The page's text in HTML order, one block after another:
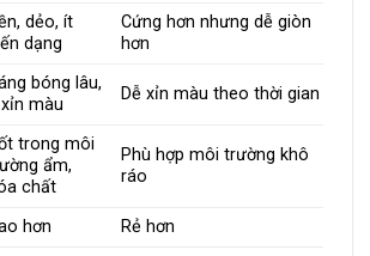
dẻo, ít
dạng
Cứng hơn nhưng dễ giòn
hơn
bóng lâu,
màu
Dễ xỉn màu theo thời gian
trong môi
ẩm,
chất
Phù hợp môi trường khô
ráo
hơn
Rẻ hơn